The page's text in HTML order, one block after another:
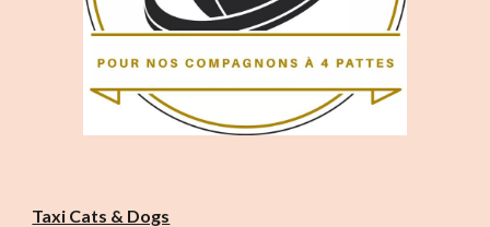
Taxi Cats & Dogs